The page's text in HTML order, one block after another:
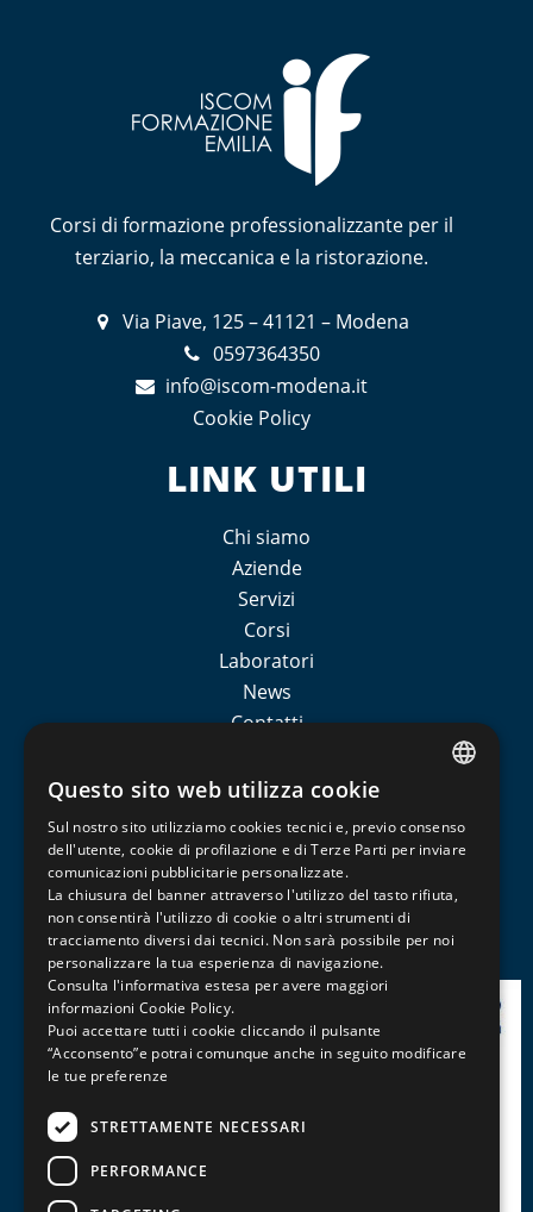
Corsi di formazione professionalizzante per il
terziario, la meccanica e la ristorazione.
Via Piave, 125 – 41121 – Modena
0597364350
info@iscom-modena.it
Cookie Policy
LINK UTILI
Chi siamo
Aziende
Servizi
Corsi
Laboratori
News
Contatti
Iscom formazione
CATEGORIE CORSI
Non sono presenti prodotti per questa categoria
ENGLISH
Questo sito web utilizza cookie
Sul nostro sito utilizziamo cookies tecnici e, previo consenso
dell'utente, cookie di profilazione e di Terze Parti per inviare
comunicazioni pubblicitarie personalizzate.
La chiusura del banner attraverso l'utilizzo del tasto rifiuta,
non consentirà l'utilizzo di cookie o altri strumenti di
tracciamento diversi dai tecnici. Non sarà possibile per noi
personalizzare la tua esperienza di navigazione.
Consulta l'informativa estesa per avere maggiori
informazioni Cookie Policy.
Puoi accettare tutti i cookie cliccando il pulsante
“Acconsento”e potrai comunque anche in seguito modificare
le tue preferenze
STRETTAMENTE NECESSARI
PERFORMANCE